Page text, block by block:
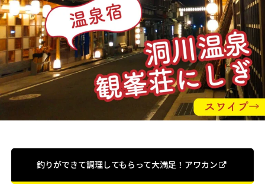
釣りができて調理してもらって大満足！アワカン